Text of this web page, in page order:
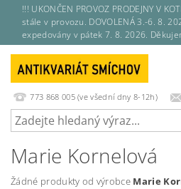
!!! UKONČEN PROVOZ PRODEJNY V
stále v provozu. DOVOLENÁ 3.-6. 8.
expedovány v pátek 7. 8. 2026.
773 868 005 (ve všední dny 8-12h)
Marie Kornelová
Žádné produkty od výrobce Marie